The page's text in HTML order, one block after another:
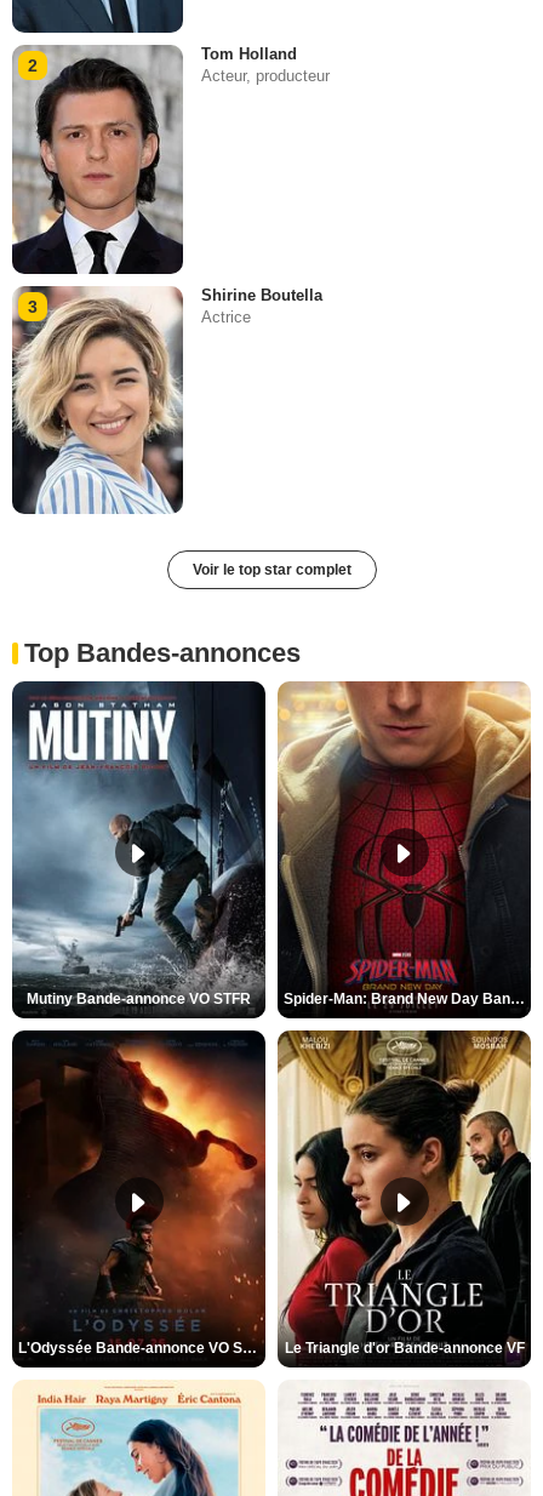
2
Tom Holland
Acteur, producteur
3
Shirine Boutella
Actrice
Voir le top star complet
Top Bandes-annonces
Mutiny Bande-annonce VO STFR Spider-Man: Brand New Day Bande-annonce VO STFR
L'Odyssée Bande-annonce VO STFR Le Triangle d'or Bande-annonce VF